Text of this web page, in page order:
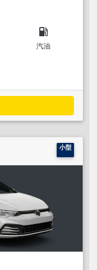
local_gas_station
汽油
小型